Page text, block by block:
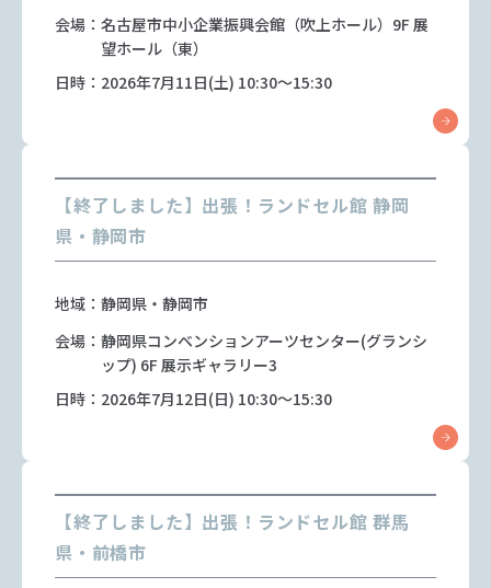
会場：名古屋市中小企業振興会館（吹上ホール）9F 展
望ホール（東）
日時：2026年7月11日(土) 10:30～15:30
【終了しました】出張！ランドセル館 静岡
県・静岡市
地域：静岡県・静岡市
会場：静岡県コンベンションアーツセンター(グランシ
ップ) 6F 展示ギャラリー3
日時：2026年7月12日(日) 10:30～15:30
【終了しました】出張！ランドセル館 群馬
県・前橋市